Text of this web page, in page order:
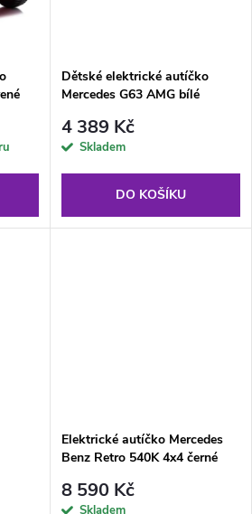
Dětské elektrické autíčko
Mercedes G63 AMG bílé
4 389 Kč
Skladem
DO KOŠÍKU
Elektrické autíčko Mercedes
Benz Retro 540K 4x4 černé
8 590 Kč
Skladem